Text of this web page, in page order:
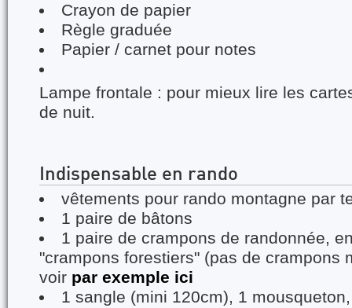
Crayon de papier
Règle graduée
Papier / carnet pour notes
Lampe frontale : pour mieux lire les
de nuit.
Indispensable en rando
vêtements pour rando montagne par
1 paire de bâtons
1 paire de crampons de randonnée,
"crampons forestiers" (pas de crampons
voir par exemple ici
1 sangle (mini 120cm), 1